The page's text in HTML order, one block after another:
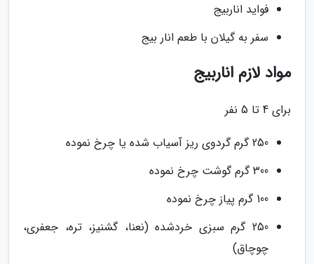
فواید اناربیج
سفر به گیلان با طعم انار بیج
مواد لازم اناربیج
برای 4 تا 5 نفر
250 گرم گردوی ریز آسیاب شده یا چرخ نموده
300 گرم گوشت چرخ نموده
100 گرم پیاز چرخ نموده
250 گرم سبزی خردشده (نعنا، گشنیز، تره، جعفری،
چوچاق)